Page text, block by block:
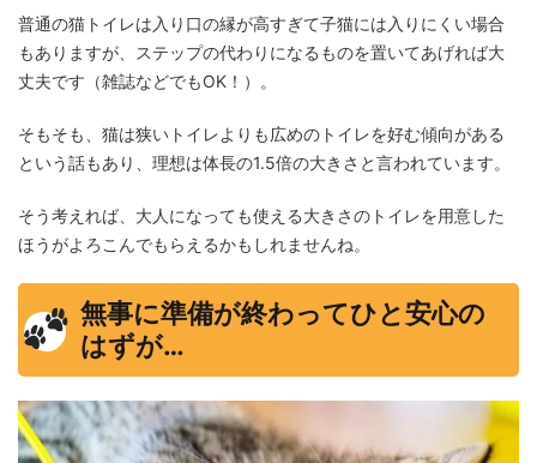
普通の猫トイレは入り口の縁が高すぎて子猫には入りにくい場合
もありますが、ステップの代わりになるものを置いてあげれば大
丈夫です（雑誌などでもOK！）。
そもそも、猫は狭いトイレよりも広めのトイレを好む傾向がある
という話もあり、理想は体長の1.5倍の大きさと言われています。
そう考えれば、大人になっても使える大きさのトイレを用意した
ほうがよろこんでもらえるかもしれませんね。
無事に準備が終わってひと安心の
はずが…